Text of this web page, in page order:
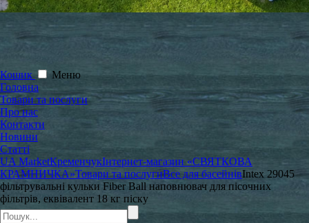
Кошик
Меню
Головна
Товари та послуги
Про нас
Контакти
Новини
Статті
UA MarketКременчукІнтернет-магазин «СВЯТКОВА
КРАМНИЧКА»Товари та послугиВсе для басейнівIntex 29045
фільтрувальні кульки Fiber Ball наповнювач для пісочних
фільтрів, еквівалент 18 кг піску